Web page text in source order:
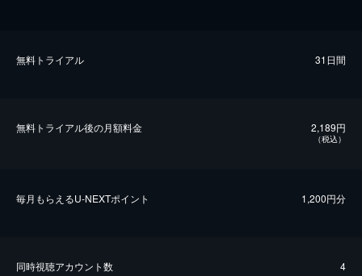
無料トライアル 31日間
無料トライアル後の⽉額料金 2,189円
（税込）
毎⽉もらえるU-NEXTポイント 1,200円分
同時視聴アカウント数 4